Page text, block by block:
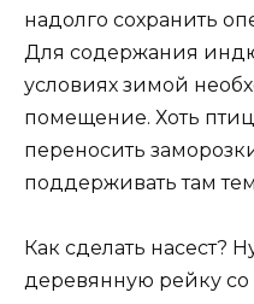
надолго сохранить
Для содержания
условиях зимой
помещение. Хоть
переносить
поддерживать там
Как сделать насест?
деревянную рейку